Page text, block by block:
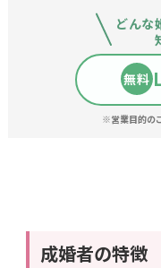
けることができまし
また、今のパート
にもフォローしてい
30代男性 /
でした。
どんな
無料
※営業目的の
成婚者の特徴